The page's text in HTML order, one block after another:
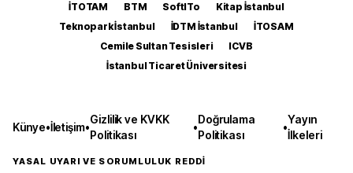
İTOTAM BTM SoftITo
Kitap İstanbul
Teknopark İstanbul
İDTM İstanbul
İTOSAM
Cemile Sultan Tesisleri
ICVB
İstanbul Ticaret Üniversitesi
Künye•İletişim•
Gizlilik ve KVKK
Politikası
•
Doğrulama
Politikası
•
Yayın
İlkeleri
YASAL UYARI VE SORUMLULUK REDDİ